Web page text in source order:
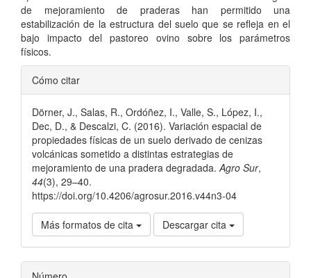
de mejoramiento de praderas han permitido una
estabilización de la estructura del suelo que se refleja en el
bajo impacto del pastoreo ovino sobre los parámetros
físicos.
Detalles
del
artículo
Cómo citar
Dörner, J., Salas, R., Ordóñez, I., Valle, S., López, I.,
Dec, D., & Descalzi, C. (2016). Variación espacial de
propiedades físicas de un suelo derivado de cenizas
volcánicas sometido a distintas estrategias de
mejoramiento de una pradera degradada. Agro Sur,
44(3), 29–40.
https://doi.org/10.4206/agrosur.2016.v44n3-04
Más formatos de cita Descargar cita